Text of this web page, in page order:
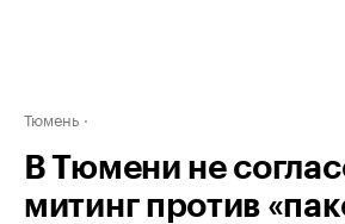
Тюмень
В Тюмени не
митинг против